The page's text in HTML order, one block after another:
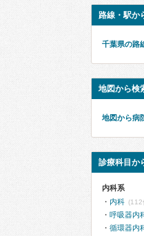
路線・駅か
千葉県の路
地図から検
地図から病
診療科目か
内科系
内科 (112
呼吸器内
循環器内